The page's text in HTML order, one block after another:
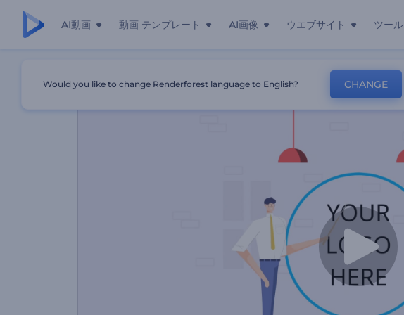
AI動画 動画 テンプレート AI画像 ウエブサイト ツール
Would you like to change Renderforest language to English? CHANGE